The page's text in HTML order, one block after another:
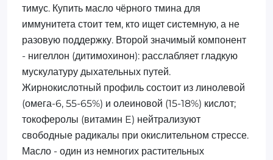
тимус. Купить масло чёрного тмина для
иммунитета стоит тем, кто ищет системную, а не
разовую поддержку. Второй значимый компонент
- нигеллон (дитимохинон): расслабляет гладкую
мускулатуру дыхательных путей.
Жирнокислотный профиль состоит из линолевой
(омега-6, 55-65%) и олеиновой (15-18%) кислот;
токоферолы (витамин E) нейтрализуют
свободные радикалы при окислительном стрессе.
Масло - один из немногих растительных